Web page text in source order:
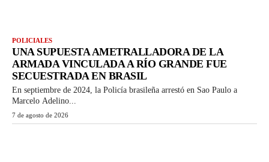
POLICIALES
UNA SUPUESTA AMETRALLADORA DE LA
ARMADA VINCULADA A RÍO GRANDE FUE
SECUESTRADA EN BRASIL
En septiembre de 2024, la Policía brasileña arrestó en Sao Paulo a
Marcelo Adelino...
7 de agosto de 2026